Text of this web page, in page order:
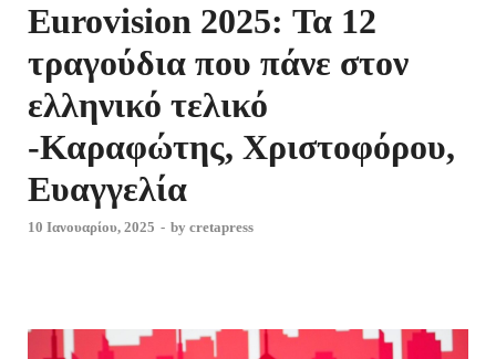
Eurovision 2025: Τα 12
τραγούδια που πάνε στον
ελληνικό τελικό
-Καραφώτης, Χριστοφόρου,
Ευαγγελία
10 Ιανουαρίου, 2025 - by cretapress